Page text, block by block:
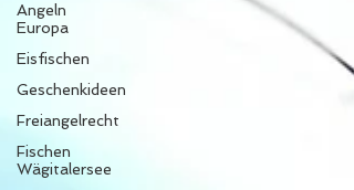
Angeln
Europa
Eisfischen
Geschenkideen
Freiangelrecht
Fischen
Wägitalersee